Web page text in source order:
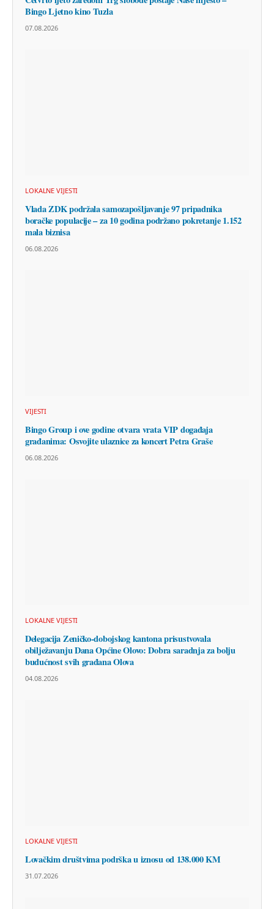
Bingo Ljetno kino Tuzla
07.08.2026
LOKALNE VIJESTI
Vlada ZDK podržala samozapošljavanje 97 pripadnika
boračke populacije – za 10 godina podržano pokretanje 1.152
mala biznisa
06.08.2026
VIJESTI
Bingo Group i ove godine otvara vrata VIP događaja
građanima: Osvojite ulaznice za koncert Petra Graše
06.08.2026
LOKALNE VIJESTI
Delegacija Zeničko-dobojskog kantona prisustvovala
obilježavanju Dana Općine Olovo: Dobra saradnja za bolju
budućnost svih građana Olova
04.08.2026
LOKALNE VIJESTI
Lovačkim društvima podrška u iznosu od 138.000 KM
31.07.2026